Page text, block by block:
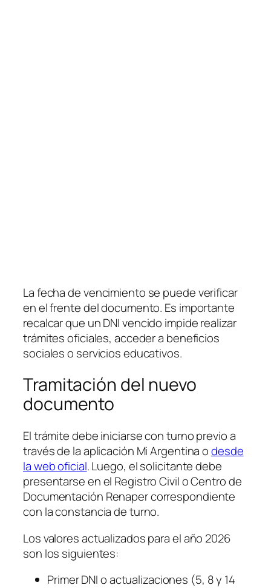
La fecha de vencimiento se puede verificar
en el frente del documento. Es importante
recalcar que un DNI vencido impide realizar
trámites oficiales, acceder a beneficios
sociales o servicios educativos.
Tramitación del nuevo
documento
El trámite debe iniciarse con turno previo a
través de la aplicación Mi Argentina odesde
la web oficial. Luego, el solicitante debe
presentarse en el Registro Civil o Centro de
Documentación Renaper correspondiente
con la constancia de turno.
Los valores actualizados para el año 2026
son los siguientes:
Primer DNI o actualizaciones (5, 8 y 14